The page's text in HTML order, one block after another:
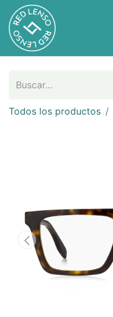
Todos los productos